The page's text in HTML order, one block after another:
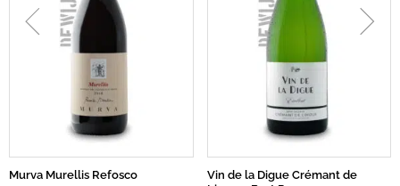
Murva Murellis Refosco
Vin de la Digue Crémant de